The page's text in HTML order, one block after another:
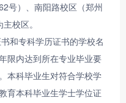
号）、南阳路校区（郑州
校区。
和专科学历证书的学校名
限内达到所在专业毕业要
本科毕业生对符合学校学
育本科毕业生学士学位证